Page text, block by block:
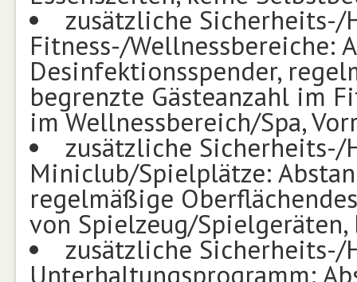
zusätzliche Sicherheits-/
Fitness-/Wellnessbereiche:
Desinfektionsspender,
begrenzte Gästeanzahl im
im Wellnessbereich/Spa,
zusätzliche Sicherheits-/
Miniclub/Spielplätze:
regelmäßige
von Spielzeug/
zusätzliche Sicherheits-/
Unterhaltungsprogramm: